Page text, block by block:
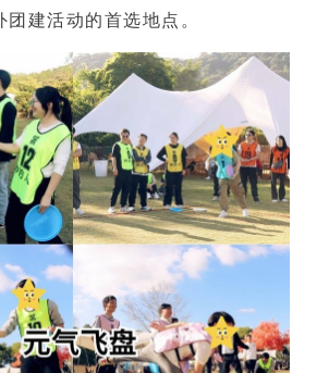
建活动的首选地点。